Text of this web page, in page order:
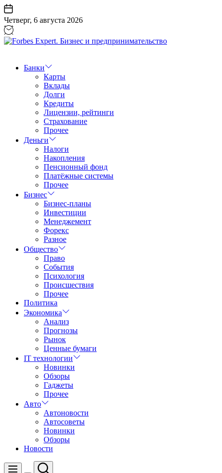
Перейти
к
содержанию
Четверг, 6 августа 2026
Бизнес
предпринимательство
Банки
Карты
Вклады
Долги
Кредиты
Лицензии, рейтинги
Страхование
Прочее
Деньги
Налоги
Накопления
Пенсионный фонд
Платёжные системы
Прочее
Бизнес
Бизнес-планы
Инвестиции
Менеджемент
Форекс
Разное
Общество
Право
События
Психология
Происшествия
Прочее
Политика
Экономика
Анализ
Прогнозы
Рынок
Ценные бумаги
IT технологии
Новинки
Обзоры
Гаджеты
Прочее
Авто
Автоновости
Автосоветы
Новинки
Обзоры
Новости
Меню
Поиск